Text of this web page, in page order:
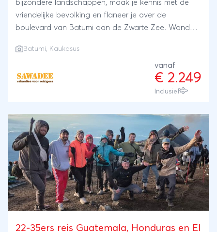
bijzondere landschappen, maak je kennis met de
vriendelijke bevolking en flaneer je over de
boulevard van Batumi aan de Zwarte Zee. Wandel
lokale snack 'churchkhela' gemaakt wordt. We
bezoeken oude stadjes, kleine dorpjes en sluiten af
met twee volle dagen aan de kust. Een gevarieerde
vakantie met een compleet beeld van Georgië.
Batumi, Kaukasus
vanaf
€ 2.249
Inclusief
22-35ers reis Guatemala, Honduras en El